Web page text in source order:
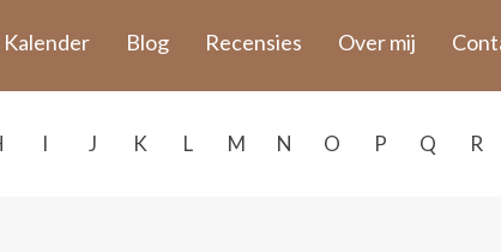
Kalender Blog Recensies Over mij
I J K L M N O P Q R